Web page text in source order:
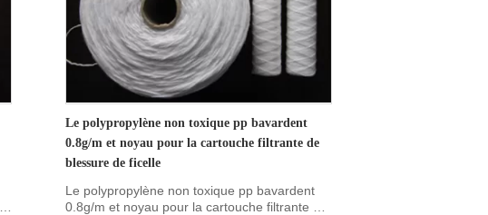
Le polypropylène non toxique pp bavardent
0.8g/m et noyau pour la cartouche filtrante de
blessure de ficelle
Le polypropylène non toxique pp bavardent
0.8g/m et noyau pour la cartouche filtrante de